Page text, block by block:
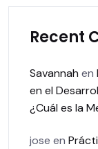
Recent
Savannah en
en el
¿Cuál es la
jose en